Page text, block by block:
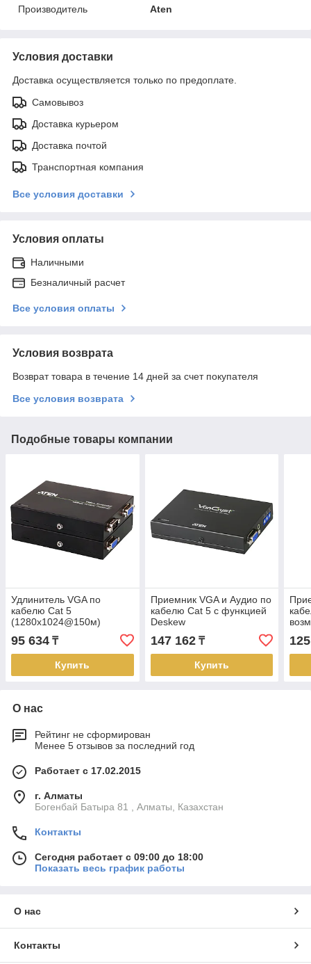
Производитель
Aten
Условия доставки
Доставка осуществляется только по предоплате.
Самовывоз
Доставка курьером
Доставка почтой
Транспортная компания
Все условия доставки
Условия оплаты
Наличными
Безналичный расчет
Все условия оплаты
Условия возврата
Возврат товара в течение 14 дней за счет покупателя
Все условия возврата
Подобные товары компании
Удлинитель VGA по
кабелю Cat 5
(1280х1024@150м)
95 634 ₸
Купить
Приемник VGA и Аудио по
кабелю Cat 5 с функцией
Deskew
VE170RQ ATEN
147 162₸
Купить
О нас
Рейтинг не сформирован
Менее 5 отзывов за последний год
Работает с 17.02.2015
г. Алматы
Богенбай Батыра 81 , Алматы, Казахстан
Контакты
Сегодня работает с 09:00 до 18:00
Показать весь график работы
О нас
Контакты